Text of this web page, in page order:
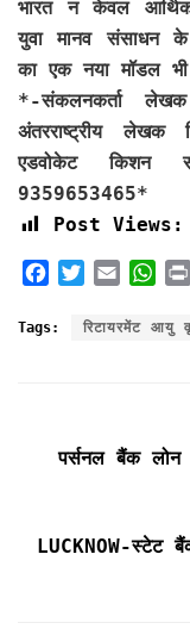
भारत न केवल
युवा मानव संसाधन
का एक नया मॉडल
*-संकलनकर्ता लेखक
अंतरराष्ट्रीय लेखक
एडवोकेट किशन
9359653465*
Post Views:
c
k
i
a
a
p
Tags: रिटायरमेंट आयु
पर्सनल बैंक
LUCKNOW-स्टेट